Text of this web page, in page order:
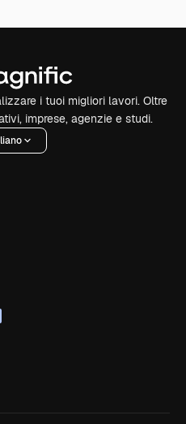
i tuoi migliori lavori. Oltre
imprese, agenzie e studi.